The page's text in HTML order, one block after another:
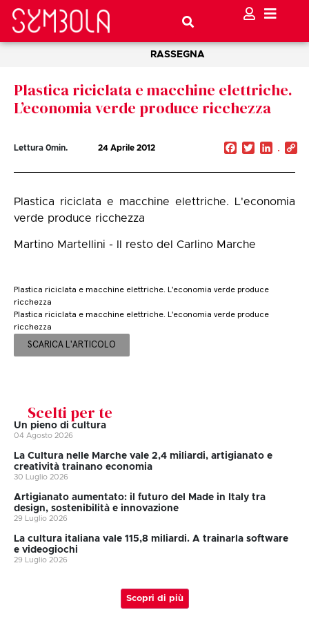
RASSEGNA
Plastica riciclata e macchine elettriche.
L’economia verde produce ricchezza
Lettura 0min. 24 Aprile 2012 Facebook
Twitter
Plastica riciclata e macchine elettriche. L'economia
verde produce ricchezza
Martino Martellini - Il resto del Carlino Marche
Plastica riciclata e macchine elettriche. L'economia verde produce
ricchezza
Plastica riciclata e macchine elettriche. L'economia verde produce
ricchezza
SCARICA L'ARTICOLO
Scelti per te
Un pieno di cultura
04 Agosto 2026
La Cultura nelle Marche vale 2,4 miliardi, artigianato e
creatività trainano economia
30 Luglio 2026
Artigianato aumentato: il futuro del Made in Italy tra
design, sostenibilità e innovazione
29 Luglio 2026
La cultura italiana vale 115,8 miliardi. A trainarla software
e videogiochi
29 Luglio 2026
Scopri di più